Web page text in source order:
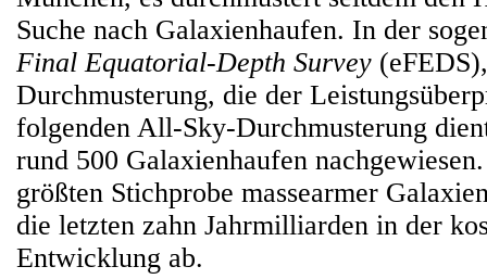
Suche nach Galaxienhaufen. In der
Final Equatorial-Depth Survey
Durchmusterung, die der
folgenden All-Sky-Durchmusterung
rund 500 Galaxienhaufen
größten Stichprobe massearmer
die letzten zahn Jahrmilliarden in der
Entwicklung ab.